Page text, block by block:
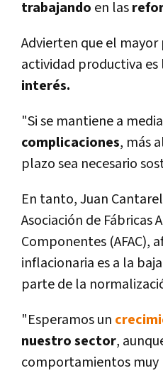
trabajando en las
Advierten que el
actividad productiva es
interés.
"Si se mantiene a
complicaciones, más
plazo sea necesario
En tanto, Juan
Asociación de Fábricas
Componentes (AFAC),
inflacionaria es a la
parte de la
"Esperamos un
nuestro sector,
comportamientos muy